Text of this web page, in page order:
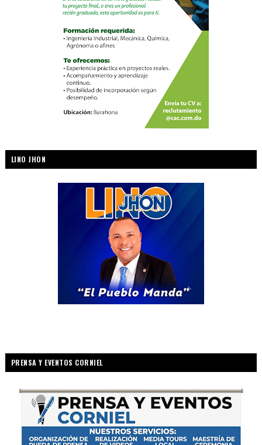
LINO JHON
PRENSA Y EVENTOS CORNIEL